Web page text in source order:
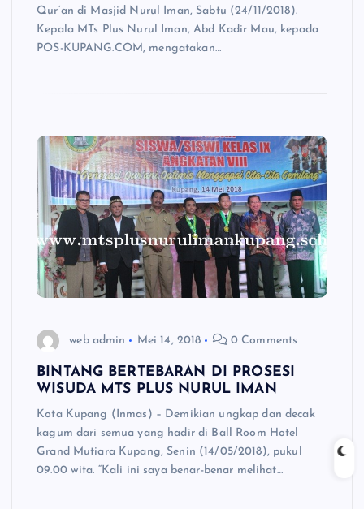
Qur’an di Masjid Nurul Iman, Sabtu (24/11/2018).
Kepala MTs Plus Nurul Iman, Abd Kadir Mau, kepada
POS-KUPANG.COM, mengatakan…
web admin Mei 14, 2018 0 Comments
BINTANG BERTEBARAN DI PROSESI
WISUDA MTS PLUS NURUL IMAN
Kota Kupang (Inmas) – Demikian ungkap dan decak
kagum dari semua yang hadir di Ball Room Hotel
Grand Mutiara Kupang, Senin (14/05/2018), pukul
09.00 wita. “Kali ini saya benar-benar melihat…